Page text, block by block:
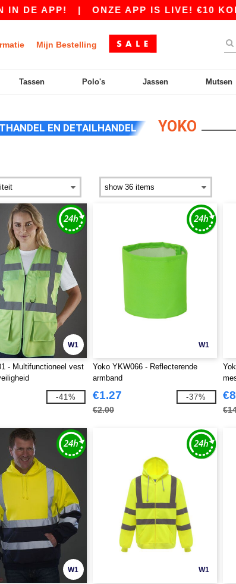
|ONZE APP IS LIVE! €10 KORTING
Mijn Bestelling
Tassen Polo's Jassen Mutsen
EN DETAILHANDEL YOKO
W1
- Multifunctioneel vest
-41%
W1
Yoko YKW066 - Reflecterende
armband
€1.27
€2.00
-37%
W1 W1